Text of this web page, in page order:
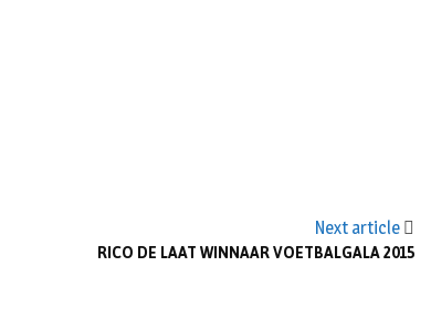
Next article
RICO DE LAAT WINNAAR VOETBALGALA 2015